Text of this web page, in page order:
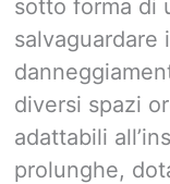
sotto forma di
salvaguardare
diversi spazi
adattabili
prolunghe,